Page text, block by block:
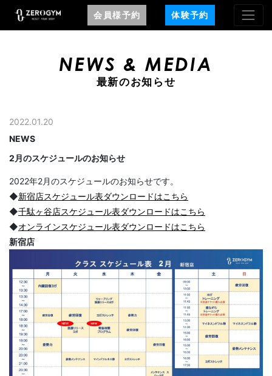
会員様予約
体験予約
NEWS & MEDIA
最新のお知らせ
2022.01.20
NEWS
2月のスケジュールのお知らせ
2022年2月のスケジュールのお知らせです。
◆新宿店スケジュール表ダウンロードはこちら
◆千駄ヶ谷店スケジュール表ダウンロードはこちら
◆オンラインスケジュール表ダウンロードはこちら
新宿店